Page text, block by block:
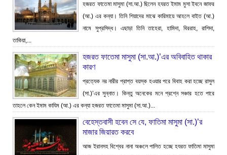
হজরত ফাতেমা মাসুমা (সা.আ.) ছিলেন হযরত ইমাম মুসা ইবনে জাফর
(আ.) এর কন্যা। তিনি শিয়াদের মাঝে কারিমায়ে আহলে বাইত (আ.)
নামে সুপ্রসিদ্ধ। এছাড়া তিনি তাহেরা, হামিদা, বিররাহ, রাশিদা,
তাকিয়া,...
হজরত ফাতেমা মাসুমা (সা.আ.)’এর অবিবাহিত থাকার
কারণ
প্রত্যেক নর নারীর প্রাপ্ত বয়স্ক হওয়ার পরে বিবাহ করা হচ্ছে রাসুল
(সা.)’এর সুন্নাত। কিন্তু অনেকের মনে প্রশ্নে সঞ্চার হতে পারে
তাহলে কেন ইমাম কাযিম (আ.) এর কন্যা হজরত ফাতেমা মাসুমা (সা.আ.)...
বেহেস্তবাসী হবেন সে যে, ফাতিমা মাসুমা (সা.)’র
মাজার জিয়ারত করবে
আজ ইরানসহ বিশ্বের নানা অঞ্চলে পালিত হচ্ছে হযরত ফাতিমা মাসুমা